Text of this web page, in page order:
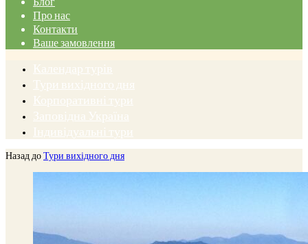
Про нас
Контакти
Ваше замовлення
Календар турів
Тури вихідного дня
Корпоративні тури
Заповідна Україна
Індивідуальні тури
Назад доТури вихідного дня